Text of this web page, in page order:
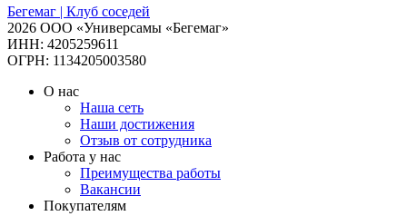
Бегемаг | Клуб соседей
2026 ООО «Универсамы «Бегемаг»
ИНН: 4205259611
ОГРН: 1134205003580
О нас
Наша сеть
Наши достижения
Отзыв от сотрудника
Работа у нас
Преимущества работы
Вакансии
Покупателям